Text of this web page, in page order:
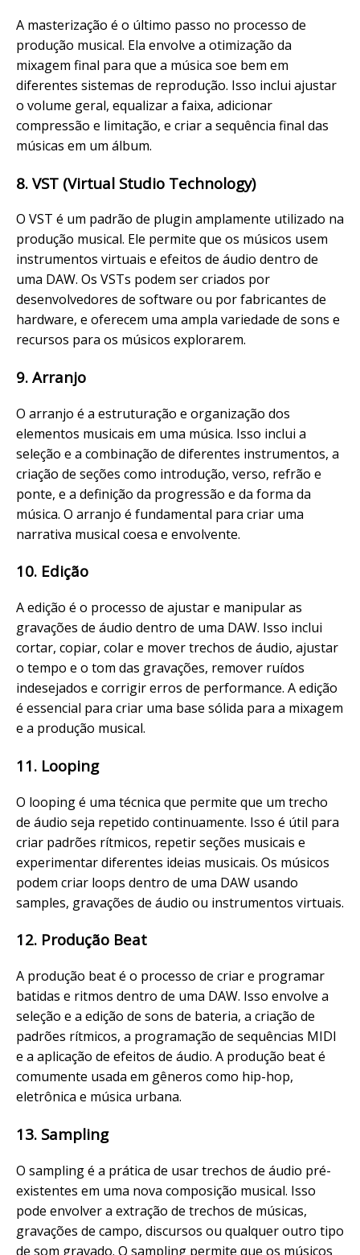
A masterização é o último passo no processo de
produção musical. Ela envolve a otimização da
mixagem final para que a música soe bem em
diferentes sistemas de reprodução. Isso inclui ajustar
o volume geral, equalizar a faixa, adicionar
compressão e limitação, e criar a sequência final das
músicas em um álbum.
8. VST (Virtual Studio Technology)
O VST é um padrão de plugin amplamente utilizado na
produção musical. Ele permite que os músicos usem
instrumentos virtuais e efeitos de áudio dentro de
uma DAW. Os VSTs podem ser criados por
desenvolvedores de software ou por fabricantes de
hardware, e oferecem uma ampla variedade de sons e
recursos para os músicos explorarem.
9. Arranjo
O arranjo é a estruturação e organização dos
elementos musicais em uma música. Isso inclui a
seleção e a combinação de diferentes instrumentos, a
criação de seções como introdução, verso, refrão e
ponte, e a definição da progressão e da forma da
música. O arranjo é fundamental para criar uma
narrativa musical coesa e envolvente.
10. Edição
A edição é o processo de ajustar e manipular as
gravações de áudio dentro de uma DAW. Isso inclui
cortar, copiar, colar e mover trechos de áudio, ajustar
o tempo e o tom das gravações, remover ruídos
indesejados e corrigir erros de performance. A edição
é essencial para criar uma base sólida para a mixagem
e a produção musical.
11. Looping
O looping é uma técnica que permite que um trecho
de áudio seja repetido continuamente. Isso é útil para
criar padrões rítmicos, repetir seções musicais e
experimentar diferentes ideias musicais. Os músicos
podem criar loops dentro de uma DAW usando
samples, gravações de áudio ou instrumentos virtuais.
12. Produção Beat
A produção beat é o processo de criar e programar
batidas e ritmos dentro de uma DAW. Isso envolve a
seleção e a edição de sons de bateria, a criação de
padrões rítmicos, a programação de sequências MIDI
e a aplicação de efeitos de áudio. A produção beat é
comumente usada em gêneros como hip-hop,
eletrônica e música urbana.
13. Sampling
O sampling é a prática de usar trechos de áudio pré-
existentes em uma nova composição musical. Isso
pode envolver a extração de trechos de músicas,
gravações de campo, discursos ou qualquer outro tipo
de som gravado. O sampling permite que os músicos